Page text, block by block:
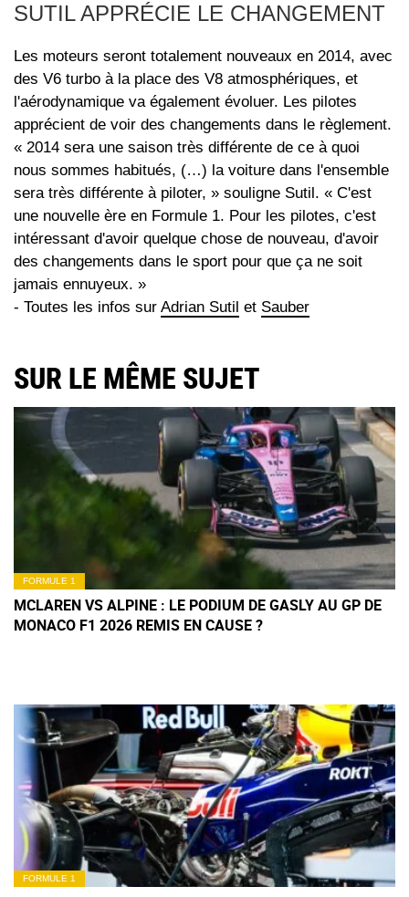
SUTIL APPRÉCIE LE CHANGEMENT
Les moteurs seront totalement nouveaux en 2014, avec
des V6 turbo à la place des V8 atmosphériques, et
l'aérodynamique va également évoluer. Les pilotes
apprécient de voir des changements dans le règlement.
« 2014 sera une saison très différente de ce à quoi
nous sommes habitués, (…) la voiture dans l'ensemble
sera très différente à piloter, » souligne Sutil. « C'est
une nouvelle ère en Formule 1. Pour les pilotes, c'est
intéressant d'avoir quelque chose de nouveau, d'avoir
des changements dans le sport pour que ça ne soit
jamais ennuyeux. »
- Toutes les infos sur Adrian Sutil et Sauber
SUR LE MÊME SUJET
FORMULE 1
MCLAREN VS ALPINE : LE PODIUM DE GASLY AU GP DE
MONACO F1 2026 REMIS EN CAUSE ?
FORMULE 1